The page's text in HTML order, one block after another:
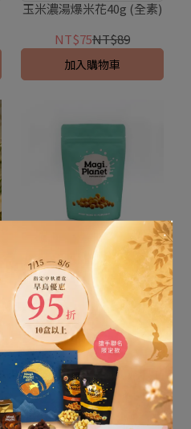
玉米濃湯爆米花40g (全素)
NT$75NT$89
加入購物車
隨手包出遊超方便
雙色地瓜爆米花40g (全素)
NT$75 NT$89
加入購物車